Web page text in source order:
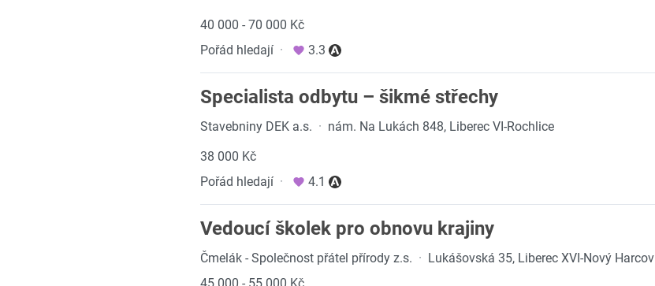
40 000 - 70 000 Kč
Pořád hledají · 3.3
Specialista odbytu – šikmé střechy
Stavebniny DEK a.s. · nám. Na Lukách 848, Liberec VI-Rochlice
38 000 Kč
Pořád hledají · 4.1
Vedoucí školek pro obnovu krajiny
Čmelák - Společnost přátel přírody z.s. · Lukášovská 35, Liberec XVI-Nový Harcov